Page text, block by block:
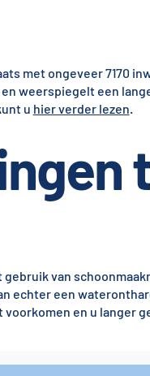
met ongeveer 7170
weerspiegelt een
u hier verder lezen.
van
echter een
en u langer